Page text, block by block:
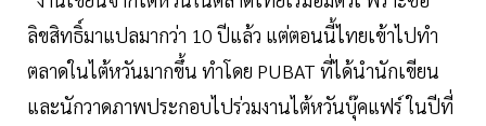
ลิขสิทธิ์มาแปลมากว่า 10 ปีแล้ว แต่ตอนนี้ไทยเข้าไปทำ
ตลาดในไต้หวันมากขึ้น ทำโดย PUBAT ที่ได้นำนักเขียน
และนักวาดภาพประกอบไปร่วมงานไต้หวันบุ๊คแฟร์ ในปีที่